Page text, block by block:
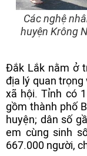
Các nghệ
huyện Krông
Đắk Lắk nằm ở
địa lý quan trọng
xã hội. Tỉnh có
gồm thành phố
huyện; dân số
em cùng sinh
667.000 người,